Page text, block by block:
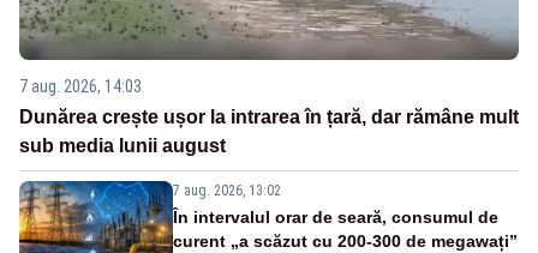
7 aug. 2026, 14:03
Dunărea crește ușor la intrarea în țară, dar rămâne mult
sub media lunii august
7 aug. 2026, 13:02
În intervalul orar de seară, consumul de
curent „a scăzut cu 200-300 de megawați”